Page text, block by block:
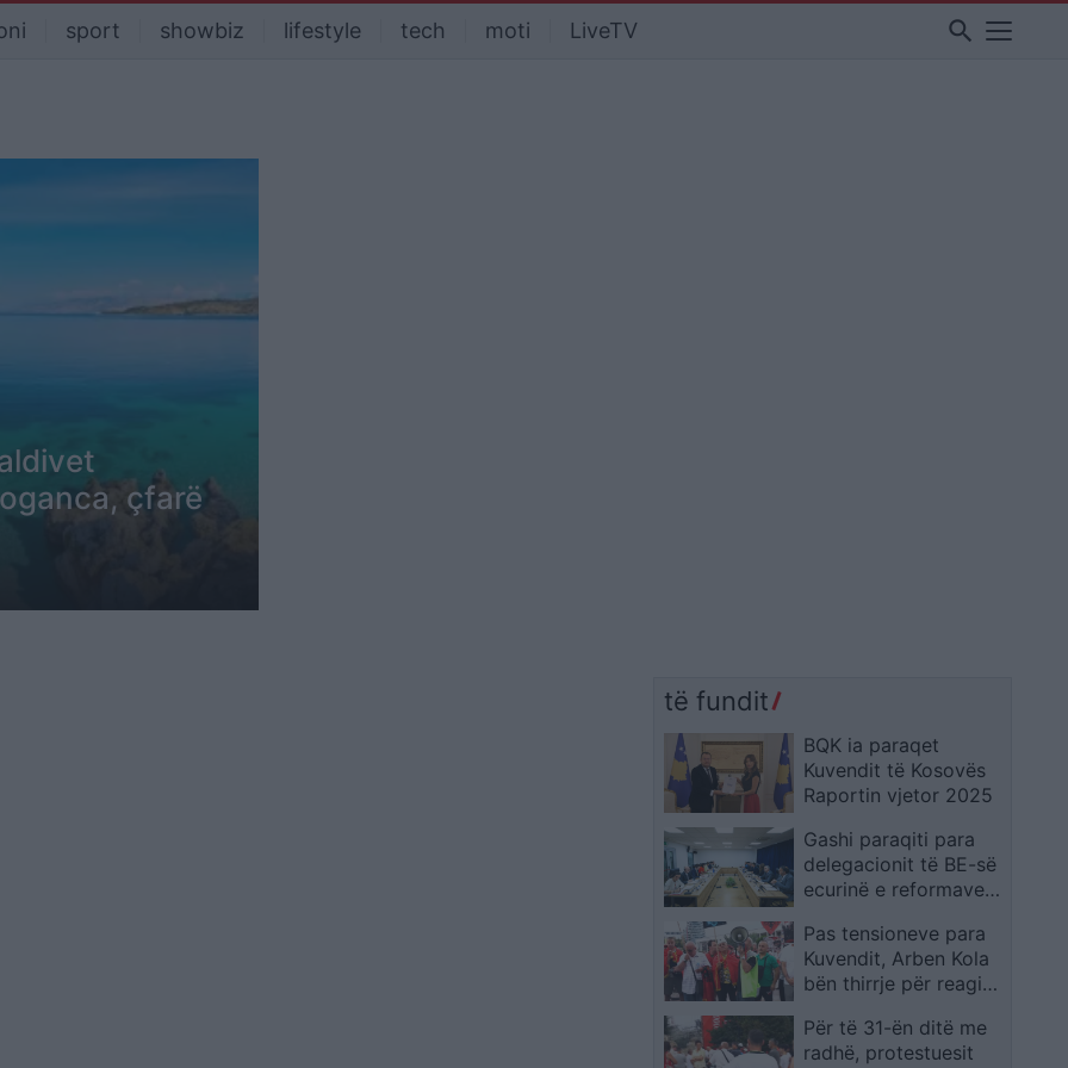
sport showbiz lifestyle tech moti LiveTV search
çfarë
të fundit
BQK ia paraqet
Kuvendit të Kosovës
Raportin vjetor 2025
Gashi paraqiti para
delegacionit të BE-së
ecurinë e reformave
prokurorial në kuadër
të Planit të Rritjes
Pas tensioneve para
Kuvendit, Arben Kola
bën thirrje për reagim
paralajmëron
kundërpërgjigje ndaj
Për të 31-ën ditë me
radhë, protestuesit